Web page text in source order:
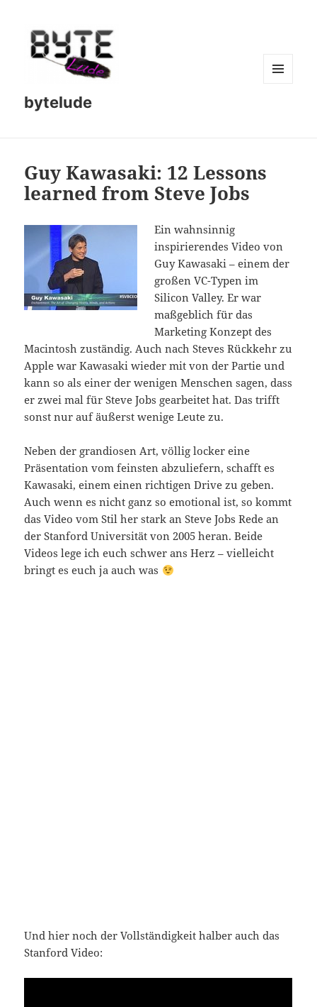
bytelude
Guy Kawasaki: 12 Lessons
learned from Steve Jobs
Ein wahnsinnig
inspirierendes Video von
Guy Kawasaki – einem der
großen VC-Typen im
Silicon Valley. Er war
maßgeblich für das
Marketing Konzept des
Macintosh zuständig. Auch nach Steves Rückkehr zu
Apple war Kawasaki wieder mit von der Partie und
kann so als einer der wenigen Menschen sagen, dass
er zwei mal für Steve Jobs gearbeitet hat. Das trifft
sonst nur auf äußerst wenige Leute zu.
Neben der grandiosen Art, völlig locker eine
Präsentation vom feinsten abzuliefern, schafft es
Kawasaki, einem einen richtigen Drive zu geben.
Auch wenn es nicht ganz so emotional ist, so kommt
das Video vom Stil her stark an Steve Jobs Rede an
der Stanford Universität von 2005 heran. Beide
Videos lege ich euch schwer ans Herz – vielleicht
bringt es euch ja auch was
Und hier noch der Vollständigkeit halber auch das
Stanford Video: